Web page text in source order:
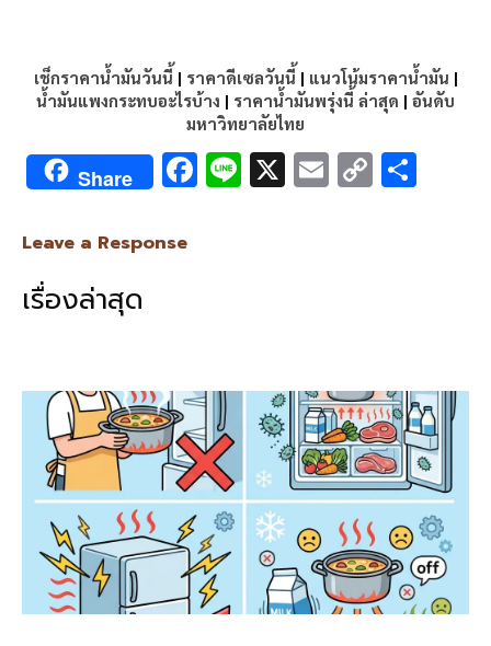
เช็กราคาน้ำมันวันนี้ | ราคาดีเซลวันนี้ | แนวโน้มราคาน้ำมัน |
น้ำมันแพงกระทบอะไรบ้าง | ราคาน้ำมันพรุ่งนี้ ล่าสุด | อันดับ
มหาวิทยาลัยไทย
Share F
k
Li X E C
Leave a Response
เรื่องล่าสุด